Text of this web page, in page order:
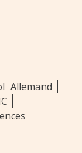
Allemand